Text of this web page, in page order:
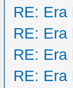
RE: Era
RE: Era
RE: Era
RE: Era